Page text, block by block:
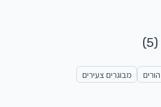
(5)
הורים מבוגרים צעירים